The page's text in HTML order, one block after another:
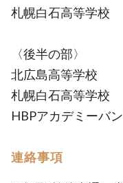
札幌白石高等学校
〈後半の部〉
北広島高等学校
札幌白石高等学校
HBPアカデミーバ
連絡事項